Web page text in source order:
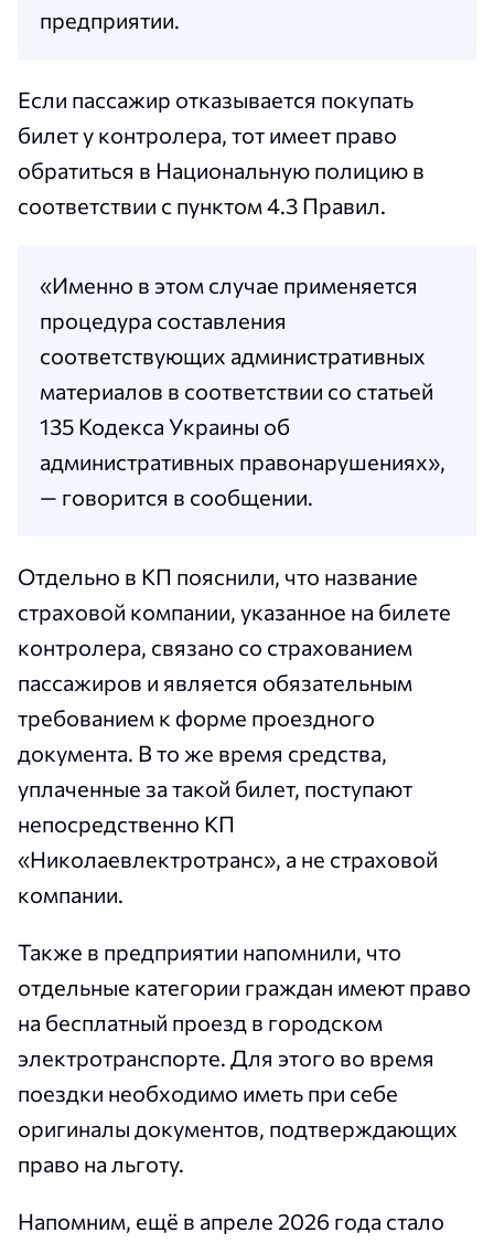
предприятии.
Если пассажир отказывается покупать
билет у контролера, тот имеет право
обратиться в Национальную полицию в
соответствии с пунктом 4.3 Правил.
«Именно в этом случае применяется
процедура составления
соответствующих административных
материалов в соответствии со статьей
135 Кодекса Украины об
административных правонарушениях»,
— говорится в сообщении.
Отдельно в КП пояснили, что название
страховой компании, указанное на билете
контролера, связано со страхованием
пассажиров и является обязательным
требованием к форме проездного
документа. В то же время средства,
уплаченные за такой билет, поступают
непосредственно КП
«Николаевлектротранс», а не страховой
компании.
Также в предприятии напомнили, что
отдельные категории граждан имеют право
на бесплатный проезд в городском
электротранспорте. Для этого во время
поездки необходимо иметь при себе
оригиналы документов, подтверждающих
право на льготу.
Напомним, ещё в апреле 2026 года стало